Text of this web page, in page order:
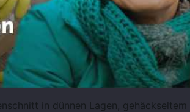
in dünnen Lagen,